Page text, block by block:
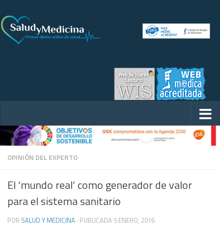
OPINIÓN DEL EXPERTO
El ‘mundo real’ como generador de valor
para el sistema sanitario
POR SALUD Y MEDICINA · PUBLICADA 5 ENERO, 2016